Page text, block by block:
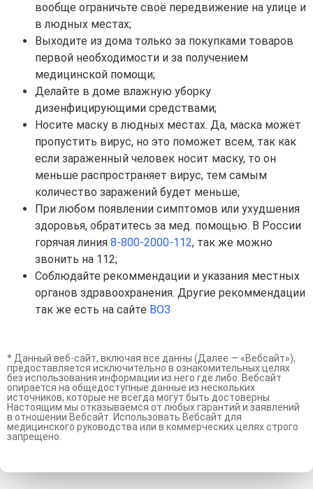
вообще ограничьте своё передвижение на улице и
в людных местах;
Выходите из дома только за покупками товаров
первой необходимости и за получением
медицинской помощи;
Делайте в доме влажную уборку
дизенфицирующими средствами;
Носите маску в людных местах. Да, маска может
пропустить вирус, но это поможет всем, так как
если зараженный человек носит маску, то он
меньше распространяет вирус, тем самым
количество заражений будет меньше;
При любом появлении симптомов или ухудшения
здоровья, обратитесь за мед. помощью. В России
горячая линия 8-800-2000-112, так же можно
звонить на 112;
Соблюдайте рекоммендации и указания местных
органов здравоохранения. Другие рекоммендации
так же есть на сайте ВОЗ
* Данный веб-сайт, включая все данны (Далее — «Вебсайт»),
предоставляется исключительно в ознакомительных целях
без использования информации из него где либо. Вебсайт
опирается на общедоступные данные из нескольких
источников, которые не всегда могут быть достоверны.
Настоящим мы отказываемся от любых гарантий и заявлений
в отношении Вебсайт. Использовать Вебсайт для
медицинского руководства или в коммерческих целях строго
запрещено.